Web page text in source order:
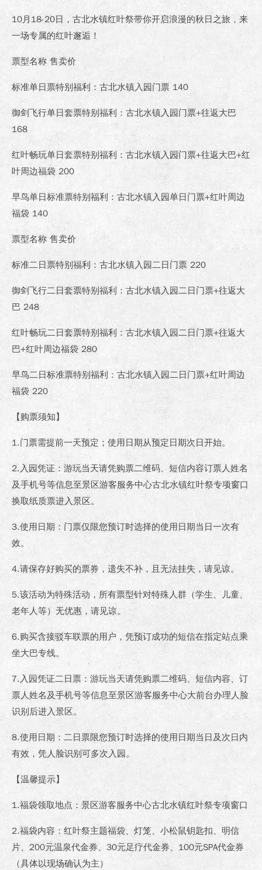
10月18-20日，古北水镇红叶祭带你开启浪漫的秋日之旅，来
一场专属的红叶邂逅！
票型名称 售卖价
标准单日票特别福利：古北水镇入园门票 140
御剑飞行单日套票特别福利：古北水镇入园门票+往返大巴
168
红叶畅玩单日套票特别福利：古北水镇入园门票+往返大巴+红
叶周边福袋 200
早鸟单日标准票特别福利：古北水镇入园单日门票+红叶周边
福袋 140
票型名称 售卖价
标准二日票特别福利：古北水镇入园二日门票 220
御剑飞行二日套票特别福利：古北水镇入园二日门票+往返大
巴 248
红叶畅玩二日套票特别福利：古北水镇入园二日门票+往返大
巴+红叶周边福袋 280
早鸟二日标准票特别福利：古北水镇入园二日门票+红叶周边
福袋 220
【购票须知】
1.门票需提前一天预定；使用日期从预定日期次日开始。
2.入园凭证：游玩当天请凭购票二维码、短信内容订票人姓名
及手机号等信息至景区游客服务中心古北水镇红叶祭专项窗口
换取纸质票进入景区。
3.使用日期：门票仅限您预订时选择的使用日期当日一次有
效。
4.请保存好购买的票券，遗失不补，且无法挂失，请见谅。
5.该活动为特殊活动，所有票型针对特殊人群（学生、儿童、
老年人等）无优惠，请见谅。
6.购买含接驳车联票的用户，凭预订成功的短信在指定站点乘
坐大巴专线。
7.入园凭证二日票：游玩当天请凭购票二维码、短信内容、订
票人姓名及手机号等信息至景区游客服务中心大前台办理人脸
识别后进入景区。
8.使用日期：二日票限您预订时选择的使用日期当日及次日内
有效，凭人脸识别可多次入园。
【温馨提示】
1.福袋领取地点：景区游客服务中心古北水镇红叶祭专项窗口
2.福袋内容：红叶祭主题福袋、灯笼、小松鼠钥匙扣、明信
片、200元温泉代金券、30元足疗代金券、100元SPA代金券
（具体以现场确认为主）